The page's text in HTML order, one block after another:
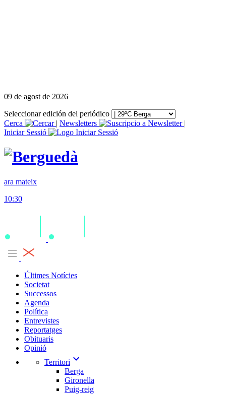
09 de agost de 2026
Seleccionar edición del periódico
Cerca
| Newsletters
|
Iniciar Sessió
ara mateix
10:30
Últimes Notícies
Societat
Successos
Agenda
Política
Entrevistes
Reportatges
Obituaris
Opinió
Territori expand_more
Berga
Gironella
Puig-reig